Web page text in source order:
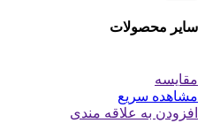
سایر محصولات
مقایسه
مشاهده سریع
افزودن به علاقه مندی